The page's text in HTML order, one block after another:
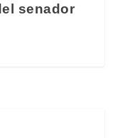
senador